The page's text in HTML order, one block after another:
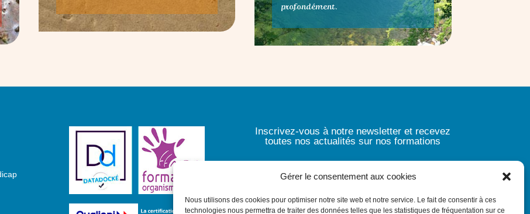
Gérer le consentement aux cookies
Nous utilisons des cookies pour optimiser notre site web et notre service. Le fait de consentir à ces
technologies nous permettra de traiter des données telles que les statistiques de fréquentation sur ce
profondément.
Inscrivez-vous à notre newsletter et recevez
toutes nos actualités sur nos formations
S'INSCRIRE À LA NEWSLETTER
Lien vers le partenaire commercial :